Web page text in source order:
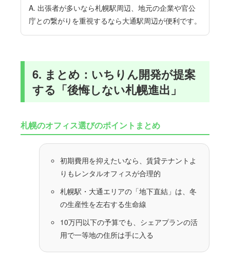
A. 出張者が多いなら札幌駅周辺、地元の企業や官公
庁との繋がりを重視するなら大通駅周辺が便利です。
6. まとめ：いちりん開発が提案
する「後悔しない札幌進出」
札幌のオフィス選びのポイントまとめ
初期費用を抑えたいなら、賃貸テナントよ
りもレンタルオフィスが合理的
札幌駅・大通エリアの「地下直結」は、冬
の生産性を左右する生命線
10万円以下の予算でも、シェアプランの活
用で一等地の住所は手に入る